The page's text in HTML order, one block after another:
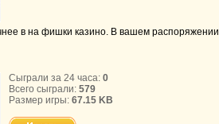
в на фишки казино. В вашем распоряжении
Сыграли за 24 часа: 0
Всего сыграли: 579
Размер игры: 67.15 KB